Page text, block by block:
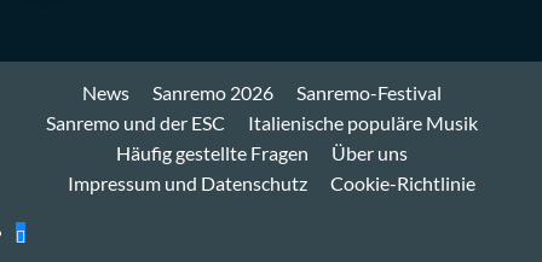
News Sanremo 2026
Sanremo-Festival
Sanremo und der ESC
Italienische populäre Musik
Häufig gestellte Fragen
Über uns
Impressum und Datenschutz
Cookie-Richtlinie
Bluesky